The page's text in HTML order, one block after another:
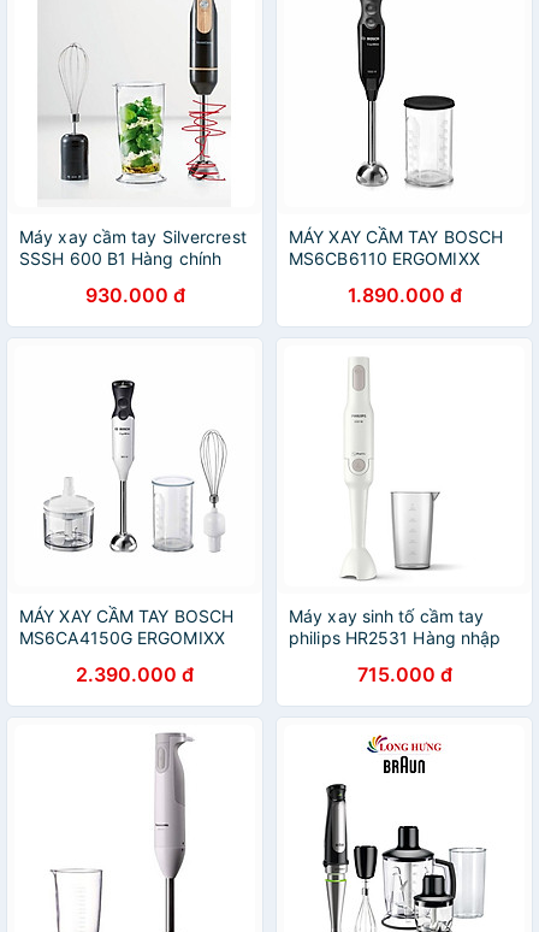
Máy xay cầm tay Silvercrest
SSSH 600 B1 Hàng chính
930.000 đ
MÁY XAY CẦM TAY BOSCH
MS6CB6110 ERGOMIXX
1.890.000 đ
MÁY XAY CẦM TAY BOSCH
MS6CA4150G ERGOMIXX
2.390.000 đ
Máy xay sinh tố cầm tay
philips HR2531 Hàng nhập
715.000 đ